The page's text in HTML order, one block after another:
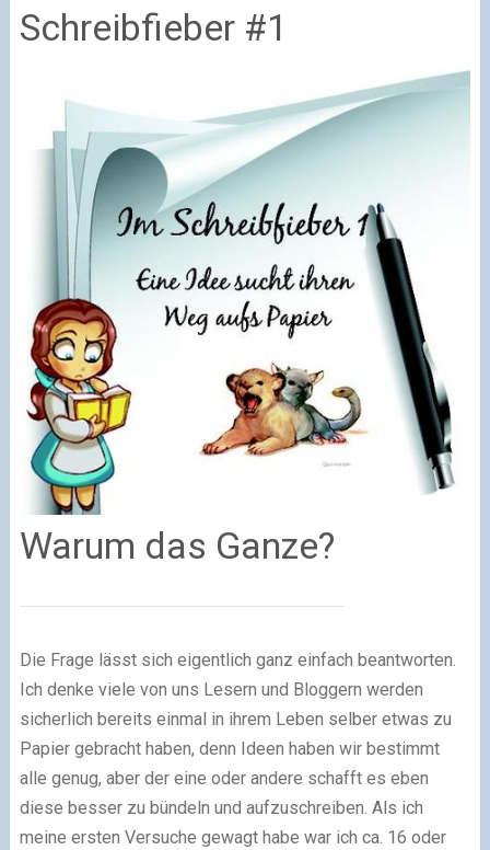
Schreibfieber #1
Warum das Ganze?
Die Frage lässt sich eigentlich ganz einfach beantworten.
Ich denke viele von uns Lesern und Bloggern werden
sicherlich bereits einmal in ihrem Leben selber etwas zu
Papier gebracht haben, denn Ideen haben wir bestimmt
alle genug, aber der eine oder andere schafft es eben
diese besser zu bündeln und aufzuschreiben. Als ich
meine ersten Versuche gewagt habe war ich ca. 16 oder